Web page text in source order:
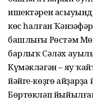
ишектәрен
көс һалған
башлығы Рөстәм
барлыҡ Сәләх
Күмәкләгән – яу
йәйге-көҙгө
Бөртөкләп